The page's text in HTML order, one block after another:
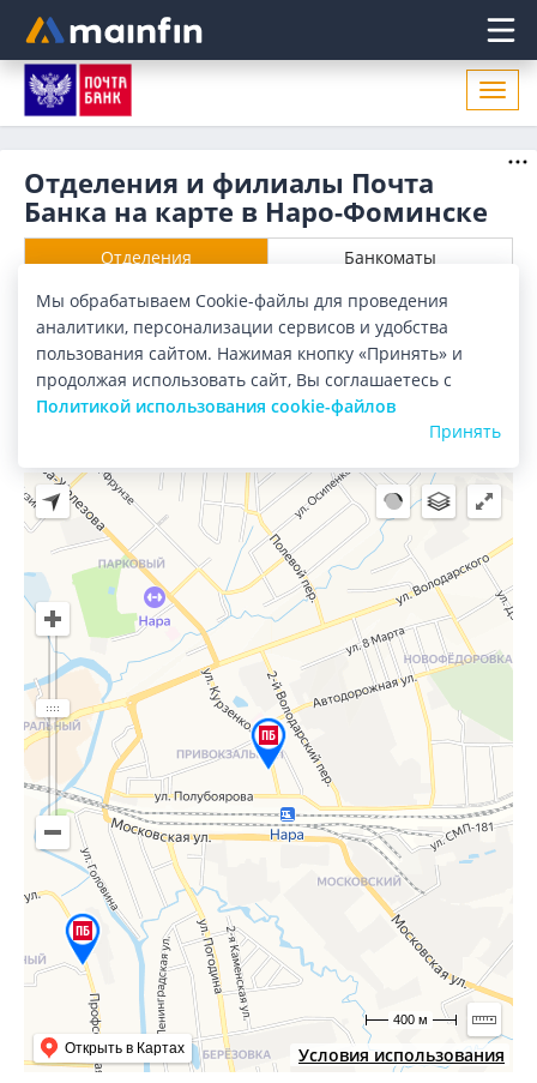
Главное меню
Отделения и филиалы Почта
Банка на карте в Наро-Фоминске
Отделения Банкоматы
Все банки Карта Список
Город:Наро-Фоминск
Условия использования
Открыть в Картах
400 м
Мы обрабатываем Cookie-файлы для проведения
аналитики, персонализации сервисов и удобства
пользования сайтом. Нажимая кнопку «Принять» и
продолжая использовать сайт, Вы соглашаетесь с
Политикой использования cookie-файлов
Принять